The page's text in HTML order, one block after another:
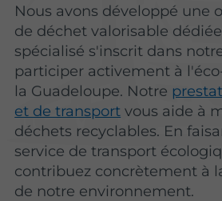
Nous avons développé une
de déchet valorisable
spécialisé s'inscrit dans
participer activement à
la Guadeloupe. Notre
et de transport vous aide à
déchets recyclables. En
service de transport
contribuez concrètement à
de notre environnement.